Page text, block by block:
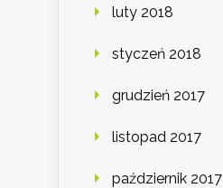
luty 2018
styczeń 2018
grudzień 2017
listopad 2017
październik 2017